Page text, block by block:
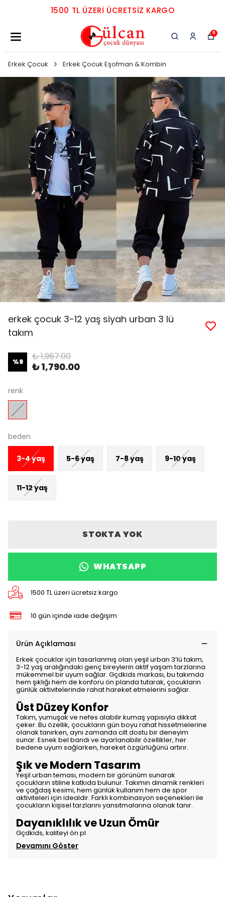
1500 TL ÜZERI ÜCRETSIZ KARGO
0
Erkek Çocuk Erkek Çocuk Eşofman & Kombin
erkek çocuk 3-12 yaş siyah urban 3 lü
takım
%9 ₺ 1,967.00
₺ 1,790.00
renk
beden
3-4 yaş 5-6 yaş 7-8 yaş 9-10 yaş
11-12 yaş
STOKTA YOK
WHATSAPP
1500 TL üzeri ücretsiz kargo
10 gün içinde iade değişim
Ürün Açıklaması
Erkek çocuklar için tasarlanmış olan yeşil urban 3’lü takım,
3-12 yaş aralığındaki genç bireylerin aktif yaşam tarzlarına
mükemmel bir uyum sağlar. Gçdkids markası, bu takımda
hem şıklığı hem de konforu ön planda tutarak, çocukların
günlük aktivitelerinde rahat hareket etmelerini sağlar.
Üst Düzey Konfor
Takım, yumuşak ve nefes alabilir kumaş yapısıyla dikkat
çeker. Bu özellik, çocukların gün boyu rahat hissetmelerine
olanak tanırken, aynı zamanda cilt dostu bir deneyim
sunar. Esnek bel bandı ve ayarlanabilir özellikler, her
bedene uyum sağlarken, hareket özgürlüğünü artırır.
Şık ve Modern Tasarım
Yeşil urban teması, modern bir görünüm sunarak
çocukların stiline katkıda bulunur. Takımın dinamik renkleri
ve çağdaş kesimi, hem günlük kullanım hem de spor
aktiviteleri için idealdir. Farklı kombinasyon seçenekleri ile
çocukların kişisel tarzlarını yansıtmalarına olanak tanır.
Dayanıklılık ve Uzun Ömür
Gçdkids, kaliteyi ön pl
Devamını Göster